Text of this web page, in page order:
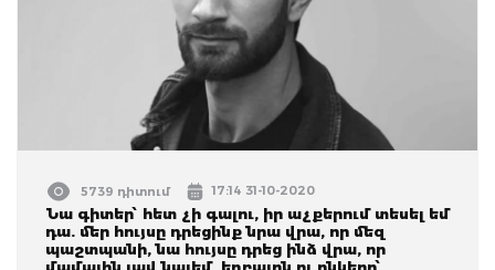
5739 դիտում 17:14 31-10-2020
Նա գիտեր՝ հետ չի գալու, իր աչքերում տեսել եմ
դա. մեր հույսը դրեցինք նրա վրա, որ մեզ
պաշտպանի, նա հույսը դրեց ինձ վրա, որ
մամային լավ նայեմ. եղբայրն ու ընկերը՝